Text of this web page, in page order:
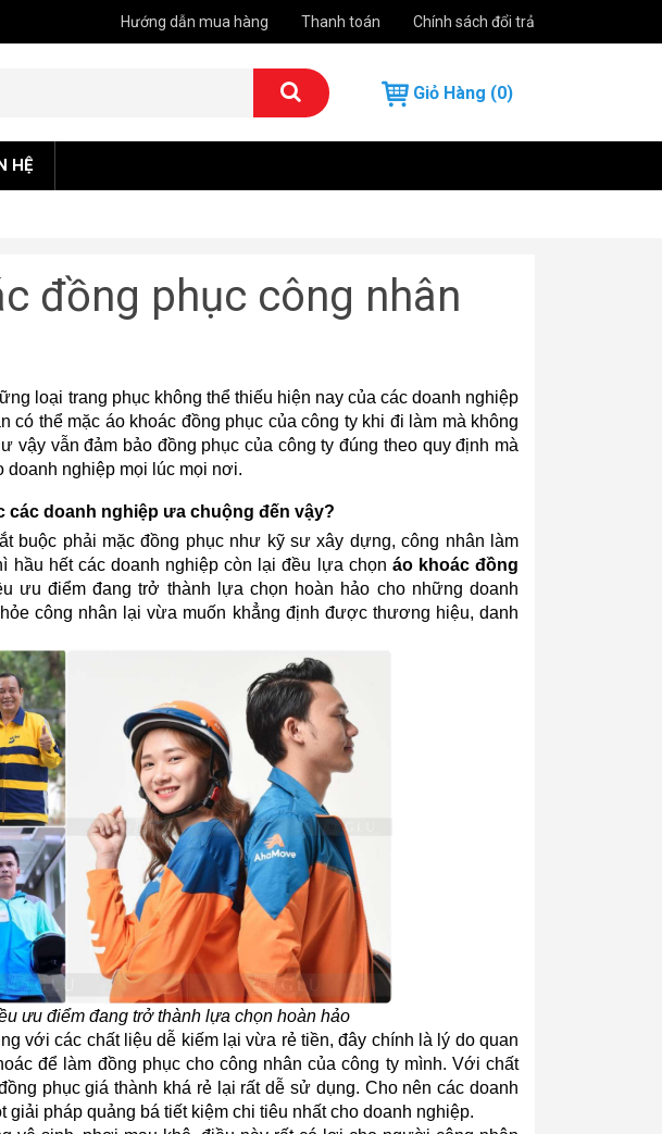
Hướng dẫn mua hàng Thanh toán Chính sách đổi trả
Giỏ Hàng (0)
HỆ
đồng phục công nhân
loại trang phục không thể thiếu hiện nay của các doanh nghiệp
thể mặc áo khoác đồng phục của công ty khi đi làm mà không
vậy vẫn đảm bảo đồng phục của công ty đúng theo quy định mà
doanh nghiệp mọi lúc mọi nơi.
doanh nghiệp ưa chuộng đến vậy?
buộc phải mặc đồng phục như kỹ sư xây dựng, công nhân làm
hầu hết các doanh nghiệp còn lại đều lựa chọn áo khoác đồng
ưu điểm đang trở thành lựa chọn hoàn hảo cho những doanh
công nhân lại vừa muốn khẳng định được thương hiệu, danh
ưu điểm đang trở thành lựa chọn hoàn hảo
với các chất liệu dễ kiếm lại vừa rẻ tiền, đây chính là lý do quan
để làm đồng phục cho công nhân của công ty mình. Với chất
phục giá thành khá rẻ lại rất dễ sử dụng. Cho nên các doanh
pháp quảng bá tiết kiệm chi tiêu nhất cho doanh nghiệp.